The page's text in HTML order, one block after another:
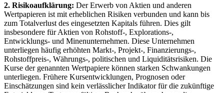
2. Risikoaufklärung: Der Erwerb von Aktien und anderen
Wertpapieren ist mit erheblichen Risiken verbunden und kann bis
zum Totalverlust des eingesetzten Kapitals führen. Dies gilt
insbesondere für Aktien von Rohstoff-, Explorations-,
Entwicklungs- und Minenunternehmen. Diese Unternehmen
unterliegen häufig erhöhten Markt-, Projekt-, Finanzierungs-,
Rohstoffpreis-, Währungs-, politischen und Liquiditätsrisiken. Die
Kurse der genannten Wertpapiere können starken Schwankungen
unterliegen. Frühere Kursentwicklungen, Prognosen oder
Einschätzungen sind kein verlässlicher Indikator für die zukünftige